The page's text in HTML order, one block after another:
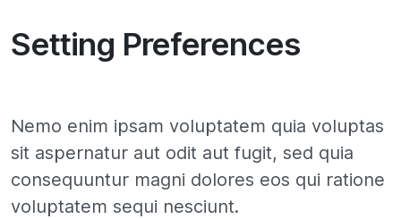
Setting Preferences
Nemo enim ipsam voluptatem quia voluptas
sit aspernatur aut odit aut fugit, sed quia
consequuntur magni dolores eos qui ratione
voluptatem sequi nesciunt.